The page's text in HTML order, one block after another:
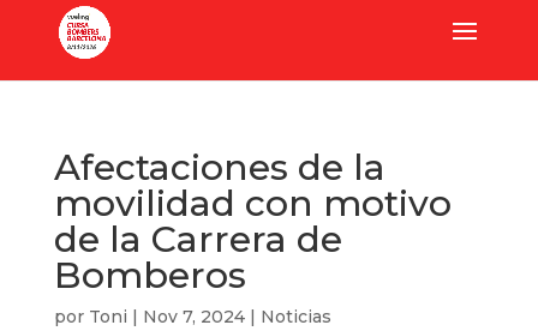
Afectaciones de la
movilidad con motivo
de la Carrera de
Bomberos
por Toni | Nov 7, 2024| Noticias